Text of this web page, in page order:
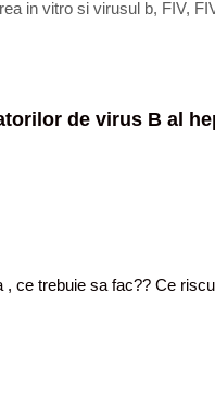
in vitro si virusul b, FIV,
de virus B al
ce trebuie sa fac?? Ce